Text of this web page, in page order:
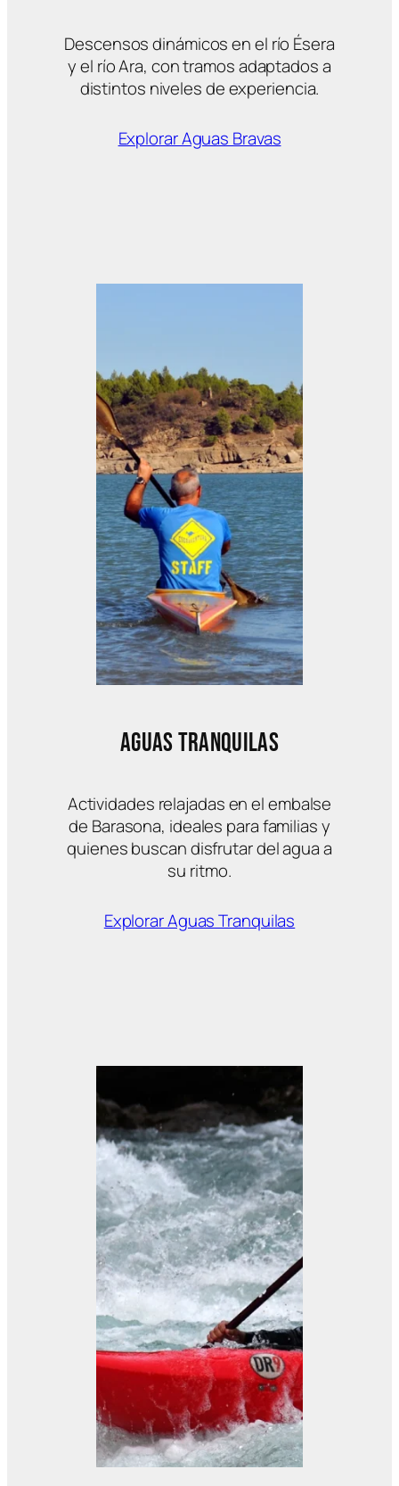
Descensos dinámicos en el río Ésera
y el río Ara, con tramos adaptados a
distintos niveles de experiencia.
Explorar Aguas Bravas
Aguas Tranquilas
Actividades relajadas en el embalse
de Barasona, ideales para familias y
quienes buscan disfrutar del agua a
su ritmo.
Explorar Aguas Tranquilas